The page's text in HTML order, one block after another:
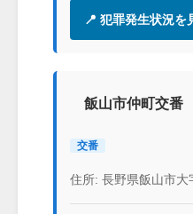
📍 犯罪発生状況を
飯山市仲町交番
交番
住所: 長野県飯山市大